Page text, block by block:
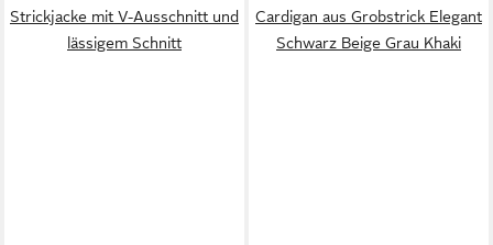
Strickjacke mit V-Ausschnitt und
lässigem Schnitt
Cardigan aus Grobstrick Elegant
Schwarz Beige Grau Khaki